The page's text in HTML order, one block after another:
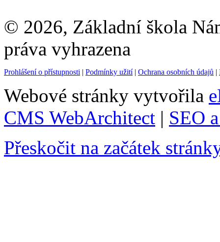
© 2026, Základní škola
práva vyhrazena
Prohlášení o přístupnosti | Podmínky užití| Ochrana osobních údajů |
Webové stránky vytvořila
CMS WebArchitect | SEO
Přeskočit na začátek